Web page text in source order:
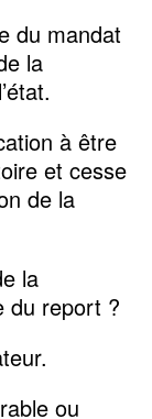
du mandat
la
à être
et cesse
de la
la
du report ?
ou